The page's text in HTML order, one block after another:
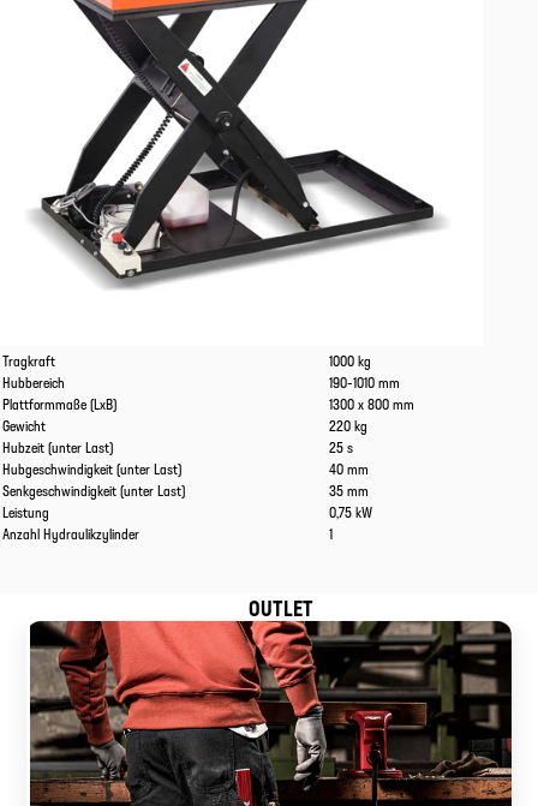
Eigenschaften
Tragkraft
1000 kg
Hubbereich
190-1010 mm
Plattformmaße (LxB)
1300 x 800 mm
Gewicht
220 kg
Hubzeit (unter Last)
25 s
Hubgeschwindigkeit (unter Last)
40 mm
Senkgeschwindigkeit (unter Last)
35 mm
Leistung
0,75 kW
Anzahl Hydraulikzylinder
1
OUTLET